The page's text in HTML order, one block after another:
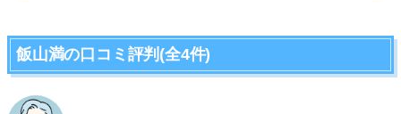
飯山満の口コミ評判(全4件)